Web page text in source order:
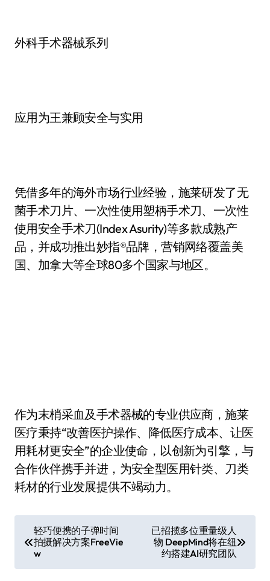
外科手术器械系列
应用为王兼顾安全与实用
凭借多年的海外市场行业经验，施莱研发了无
菌手术刀片、一次性使用塑柄手术刀、一次性
使用安全手术刀(Index Asurity)等多款成熟产
品，并成功推出妙指®品牌，营销网络覆盖美
国、加拿大等全球80多个国家与地区。
作为末梢采血及手术器械的专业供应商，施莱
医疗秉持“改善医护操作、降低医疗成本、让医
用耗材更安全”的企业使命，以创新为引擎，与
合作伙伴携手并进，为安全型医用针类、刀类
耗材的行业发展提供不竭动力。
章
导
轻巧便携的子弹时间
拍摄解决方案FreeVie
w
已招揽多位重量级人
物 DeepMind将在纽
约搭建AI研究团队